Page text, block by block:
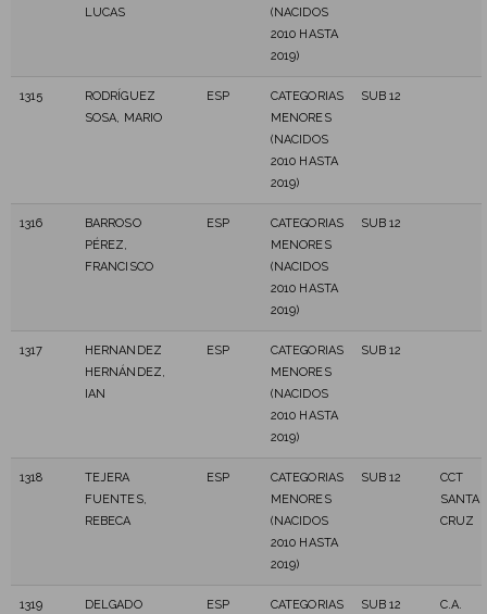
LUCAS
(NACIDOS
2010 HASTA
2019)
1315
RODRÍGUEZ
SOSA, MARIO
ESP
CATEGORIAS
MENORES
(NACIDOS
2010 HASTA
2019)
SUB 12
1316
BARROSO
PÉREZ,
FRANCISCO
ESP
CATEGORIAS
MENORES
(NACIDOS
2010 HASTA
2019)
SUB 12
1317
HERNANDEZ
HERNÁNDEZ,
IAN
ESP
CATEGORIAS
MENORES
(NACIDOS
2010 HASTA
2019)
SUB 12
1318
TEJERA
FUENTES,
REBECA
ESP
CATEGORIAS
MENORES
(NACIDOS
2010 HASTA
2019)
SUB 12
CCT
SANTA
CRUZ
1319
DELGADO
ESP
CATEGORIAS
SUB 12
C.A.